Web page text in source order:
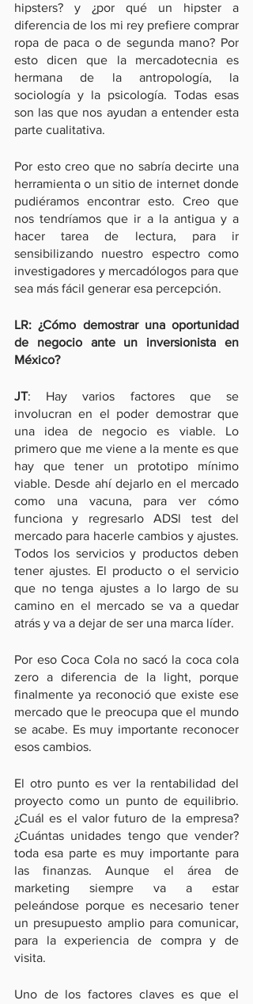
hipsters? y ¿por qué un hipster a
diferencia de los mi rey prefiere comprar
ropa de paca o de segunda mano? Por
esto dicen que la mercadotecnia es
hermana de la antropología, la
sociología y la psicología. Todas esas
son las que nos ayudan a entender esta
parte cualitativa.
Por esto creo que no sabría decirte una
herramienta o un sitio de internet donde
pudiéramos encontrar esto. Creo que
nos tendríamos que ir a la antigua y a
hacer tarea de lectura, para ir
sensibilizando nuestro espectro como
investigadores y mercadólogos para que
sea más fácil generar esa percepción.
LR: ¿Cómo demostrar una oportunidad
de negocio ante un inversionista en
México?
JT: Hay varios factores que se
involucran en el poder demostrar que
una idea de negocio es viable. Lo
primero que me viene a la mente es que
hay que tener un prototipo mínimo
viable. Desde ahí dejarlo en el mercado
como una vacuna, para ver cómo
funciona y regresarlo ADSl test del
mercado para hacerle cambios y ajustes.
Todos los servicios y productos deben
tener ajustes. El producto o el servicio
que no tenga ajustes a lo largo de su
camino en el mercado se va a quedar
atrás y va a dejar de ser una marca líder.
Por eso Coca Cola no sacó la coca cola
zero a diferencia de la light, porque
finalmente ya reconoció que existe ese
mercado que le preocupa que el mundo
se acabe. Es muy importante reconocer
esos cambios.
El otro punto es ver la rentabilidad del
proyecto como un punto de equilibrio.
¿Cuál es el valor futuro de la empresa?
¿Cuántas unidades tengo que vender?
toda esa parte es muy importante para
las finanzas. Aunque el área de
marketing siempre va a estar
peleándose porque es necesario tener
un presupuesto amplio para comunicar,
para la experiencia de compra y de
visita.
Uno de los factores claves es que el